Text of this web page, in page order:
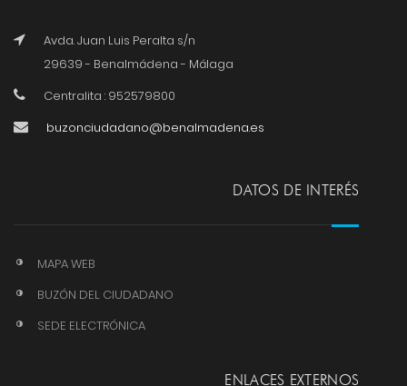
Avda. Juan Luis Peralta s/n
29639 - Benalmádena - Málaga
Centralita : 952579800
buzonciudadano@benalmadena.es
DATOS DE INTERÉS
MAPA WEB
BUZÓN DEL CIUDADANO
SEDE ELECTRÓNICA
ENLACES EXTERNOS